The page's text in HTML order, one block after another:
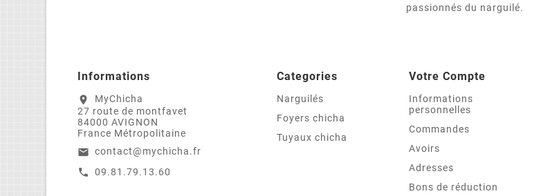
passionnés du narguilé.
Informations
location_on
MyChicha
27 route de montfavet
84000 AVIGNON
France Métropolitaine
email contact@mychicha.fr
call 09.81.79.13.60
Categories
Narguilés
Foyers chicha
Tuyaux chicha
Votre Compte
Informations
personnelles
Commandes
Avoirs
Adresses
Bons de réduction